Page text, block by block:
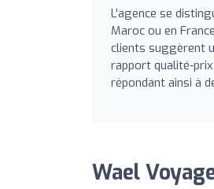
L'agence se
Maroc ou en
clients suggèrent
rapport qualité-
répondant ainsi à
Wael